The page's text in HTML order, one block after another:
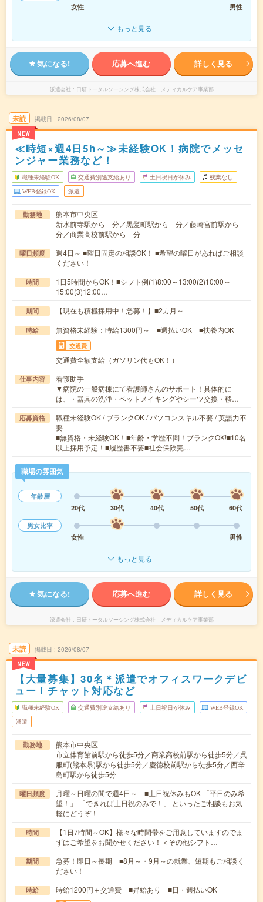
女性
男性
もっと見る
気になる! 応募へ進む 詳しく見る
派遣会社 日研トータルソーシング株式会社 メディカルケア事業部
未読
NEW
掲載日 2026/08/07
≪時短×週4日5h～≫未経験OK！病院でメッセ
ンジャー業務など！
職種未経験OK 交通費別途支給あり 土日祝日が休み 残業なし
WEB登録OK 派遣
勤務地
熊本市中央区
新水前寺駅から---分／黒髪町駅から---分／藤崎宮前駅から---
分／商業高校前駅から---分
曜日頻度
週4日～ ■曜日固定の相談OK！ ■希望の曜日があればご相談
ください！
時間
1日5時間からOK！■シフト例(1)8:00～13:00(2)10:00～
15:00(3)12:00…
期間 【現在も積極採用中！急募！】■2カ月～
時給 無資格未経験：時給1300円～ ■週払いOK ■扶養内OK
交通費
交通費全額支給（ガソリン代もOK！）
仕事内容
看護助手
▼病院の一般病棟にて看護師さんのサポート！具体的に
は、・器具の洗浄・ベットメイキングやシーツ交換・移…
応募資格
職種未経験OK / ブランクOK / パソコンスキル不要 / 英語力不
要
■無資格・未経験OK！■年齢・学歴不問！ブランクOK!■10名
以上採用予定！■履歴書不要■社会保険完…
職場の雰囲気
年齢層
20代
30代 40代 50代
60代
男女比率
女性
男性
もっと見る
気になる! 応募へ進む 詳しく見る
派遣会社 日研トータルソーシング株式会社 メディカルケア事業部
未読
NEW
掲載日 2026/08/07
【大量募集】30名＊派遣でオフィスワークデビ
ュー！チャット対応など
職種未経験OK 交通費別途支給あり 土日祝日が休み WEB登録OK
派遣
勤務地
熊本市中央区
市立体育館前駅から徒歩5分／商業高校前駅から徒歩5分／呉
服町(熊本県)駅から徒歩5分／慶徳校前駅から徒歩5分／西辛
島町駅から徒歩5分
曜日頻度
月曜～日曜の間で週4日～ ■土日祝休みもOK 「平日のみ希
望！」 「できれば土日祝のみで！」 といったご相談もお気
軽にどうぞ！
時間
【1日7時間～OK】様々な時間帯をご用意していますのでま
ずはご希望をお聞かせください！＜その他シフト…
期間
急募！即日～長期 ■8月～・9月～の就業、短期もご相談く
ださい！
時給 時給1200円＋交通費 ■昇給あり ■日・週払いOK